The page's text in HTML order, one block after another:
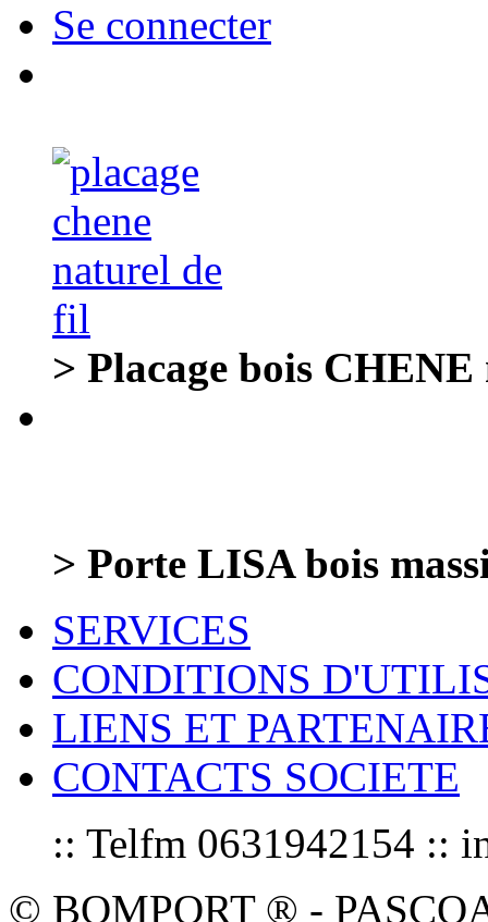
Se connecter
> Placage bois
> Porte LISA bois
SERVICES
CONDITIONS
LIENS ET
CONTACTS SOCIETE
:: Telfm 0631942154 ::
© BOMPORT ® -